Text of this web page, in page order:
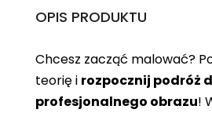
OPIS PRODUKTU
Chcesz zacząć malować?
teorię i rozpocznij podróż
profesjonalnego obrazu!